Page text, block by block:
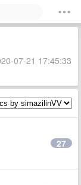
07-21 17:45:33
27